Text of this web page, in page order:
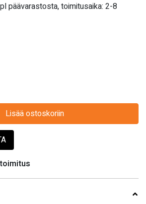
päävarastosta, toimitusaika: 2-8
Lisää ostoskoriin